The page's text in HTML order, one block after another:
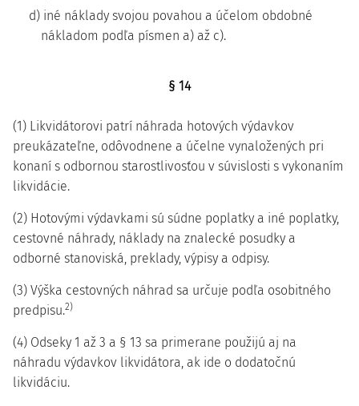
d) iné náklady svojou povahou a účelom obdobné
nákladom podľa písmen a) až c).
§ 14
(1) Likvidátorovi patrí náhrada hotových výdavkov
preukázateľne, odôvodnene a účelne vynaložených pri
konaní s odbornou starostlivosťou v súvislosti s vykonaním
likvidácie.
(2) Hotovými výdavkami sú súdne poplatky a iné poplatky,
cestovné náhrady, náklady na znalecké posudky a
odborné stanoviská, preklady, výpisy a odpisy.
(3) Výška cestovných náhrad sa určuje podľa osobitného
predpisu.2)
(4) Odseky 1 až 3 a § 13 sa primerane použijú aj na
náhradu výdavkov likvidátora, ak ide o dodatočnú
likvidáciu.